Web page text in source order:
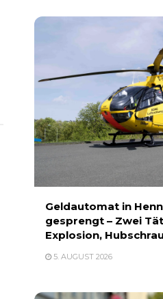
Geldautomat in
gesprengt – Zwei
Explosion,
5. AUGUST 2026